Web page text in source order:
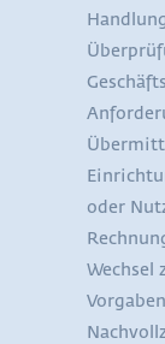
oder
Wechsel